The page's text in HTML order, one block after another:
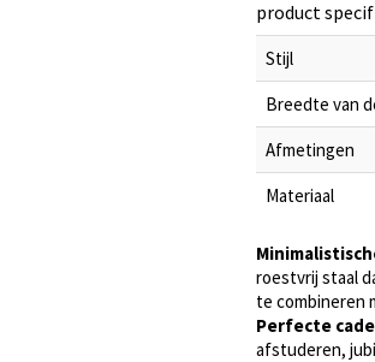
product
Stijl
Breedte van
Afmetingen
Materiaal
roestvrij staal
te combineren
Perfecte
afstuderen,